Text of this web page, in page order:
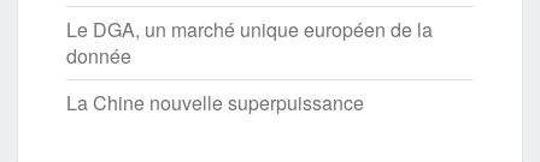
Le DGA, un marché unique européen de la
donnée
La Chine nouvelle superpuissance